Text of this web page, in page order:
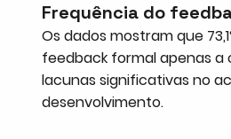
Frequência do
Os dados mostram que
feedback formal apenas
lacunas significativas no
desenvolvimento.